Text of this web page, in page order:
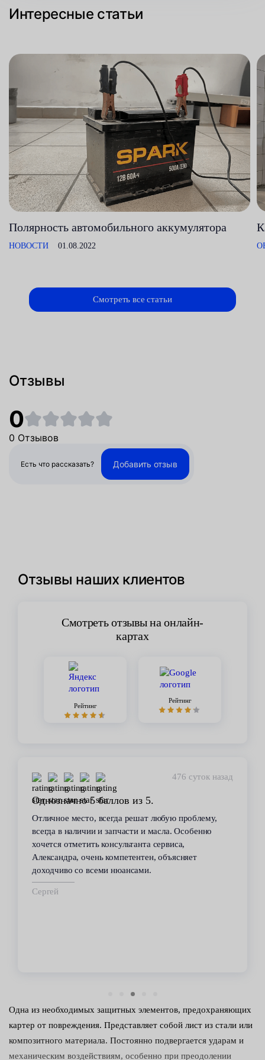
Интересные статьи
Полярность автомобильного аккумулятора
НОВОСТИ 01.08.2022
Смотреть все статьи
Отзывы
0
0 Отзывов
Есть что рассказать? Добавить отзыв
Отзывы наших клиентов
Смотреть отзывы на онлайн-
картах
Рейтинг
Рейтинг
476 суток назад
Однозначно 5 баллов из 5.
Отличное место, всегда решат любую проблему,
всегда в наличии и запчасти и масла. Особенно
хочется отметить консультанта сервиса,
Александра, очень компетентен, объясняет
доходчиво со всеми нюансами.
Сергей
Одна из необходимых защитных элементов, предохраняющих
картер от повреждения. Представляет собой лист из стали или
композитного материала. Постоянно подвергается ударам и
механическим воздействиям, особенно при преодолении